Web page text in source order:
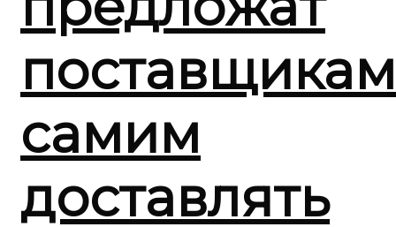
поставщикам
самим
доставлять